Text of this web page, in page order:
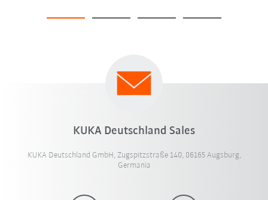
KUKA Deutschland Sales
KUKA Deutschland GmbH, Zugspitzstraße 140, 86165 Augsburg,
Germania